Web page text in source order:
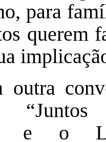
para
querem
e o